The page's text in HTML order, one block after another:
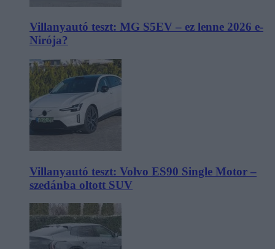
Villanyautó teszt: MG S5EV – ez lenne 2026 e-
Nirója?
Villanyautó teszt: Volvo ES90 Single Motor –
szedánba oltott SUV